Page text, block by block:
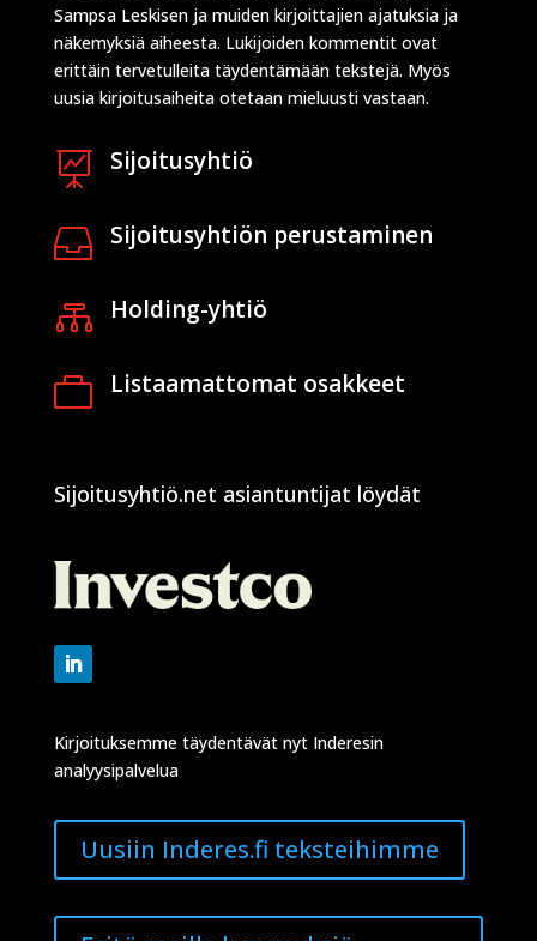
Sampsa Leskisen ja muiden kirjoittajien ajatuksia ja
näkemyksiä aiheesta. Lukijoiden kommentit ovat
erittäin tervetulleita täydentämään tekstejä. Myös
uusia kirjoitusaiheita otetaan mieluusti vastaan.
 Sijoitusyhtiö
 Sijoitusyhtiön perustaminen
 Holding-yhtiö
 Listaamattomat osakkeet
Sijoitusyhtiö.net asiantuntijat löydät
Kirjoituksemme täydentävät nyt Inderesin
analyysipalvelua
Uusiin Inderes.fi teksteihimme